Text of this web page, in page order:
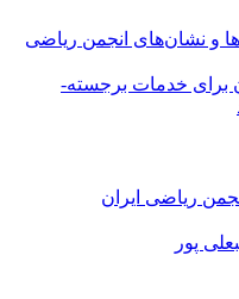
و نشان‌های انجمن ریاضی
برای خدمات برجسته-
ریاضی ایران
پور